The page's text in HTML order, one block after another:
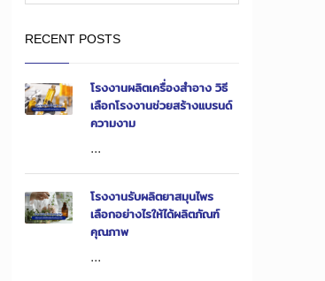
RECENT POSTS
โรงงานผลิตเครื่องสำอาง วิธี
เลือกโรงงานช่วยสร้างแบรนด์
ความงาม
...
โรงงานรับผลิตยาสมุนไพร
เลือกอย่างไรให้ได้ผลิตภัณฑ์
คุณภาพ
...